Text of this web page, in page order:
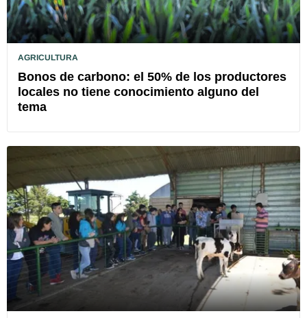
AGRICULTURA
Bonos de carbono: el 50% de los productores
locales no tiene conocimiento alguno del
tema